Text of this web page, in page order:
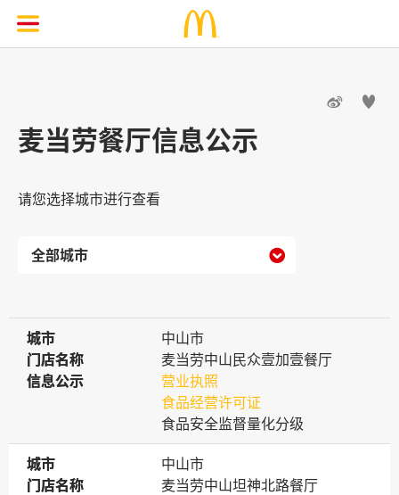
 
麦当劳餐厅信息公示
请您选择城市进行查看

城市
城市
中山市
门店名称
门店名称
麦当劳中山民众壹加壹餐厅
信息公示
信息公示
营业执照
食品经营许可证
食品安全监督量化分级
城市
城市
中山市
门店名称
门店名称
麦当劳中山坦神北路餐厅